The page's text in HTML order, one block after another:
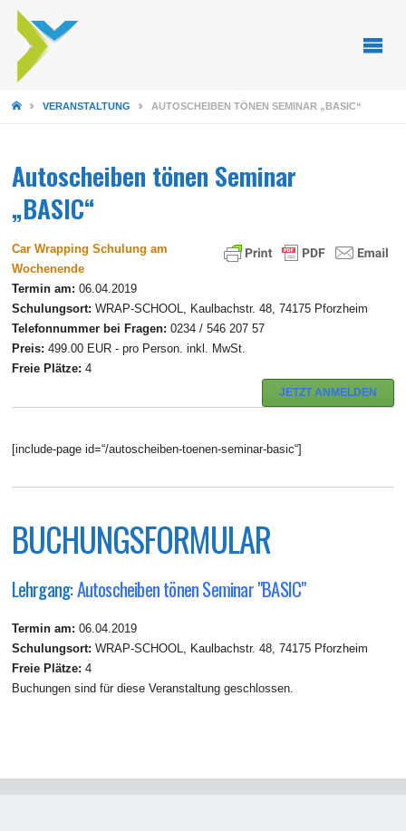
STARTSEITE
VERANSTALTUNG AUTOSCHEIBEN TÖNEN SEMINAR „BASIC“
Autoscheiben tönen Seminar
„BASIC“
Car Wrapping Schulung am
Wochenende
Termin am: 06.04.2019
Schulungsort: WRAP-SCHOOL, Kaulbachstr. 48, 74175 Pforzheim
Telefonnummer bei Fragen: 0234 / 546 207 57
Preis: 499.00 EUR - pro Person. inkl. MwSt.
Freie Plätze: 4
JETZT ANMELDEN
[include-page id=“/autoscheiben-toenen-seminar-basic“]
BUCHUNGSFORMULAR
Lehrgang:Autoscheiben tönen Seminar "BASIC"
Termin am: 06.04.2019
Schulungsort: WRAP-SCHOOL, Kaulbachstr. 48, 74175 Pforzheim
Freie Plätze: 4
Buchungen sind für diese Veranstaltung geschlossen.